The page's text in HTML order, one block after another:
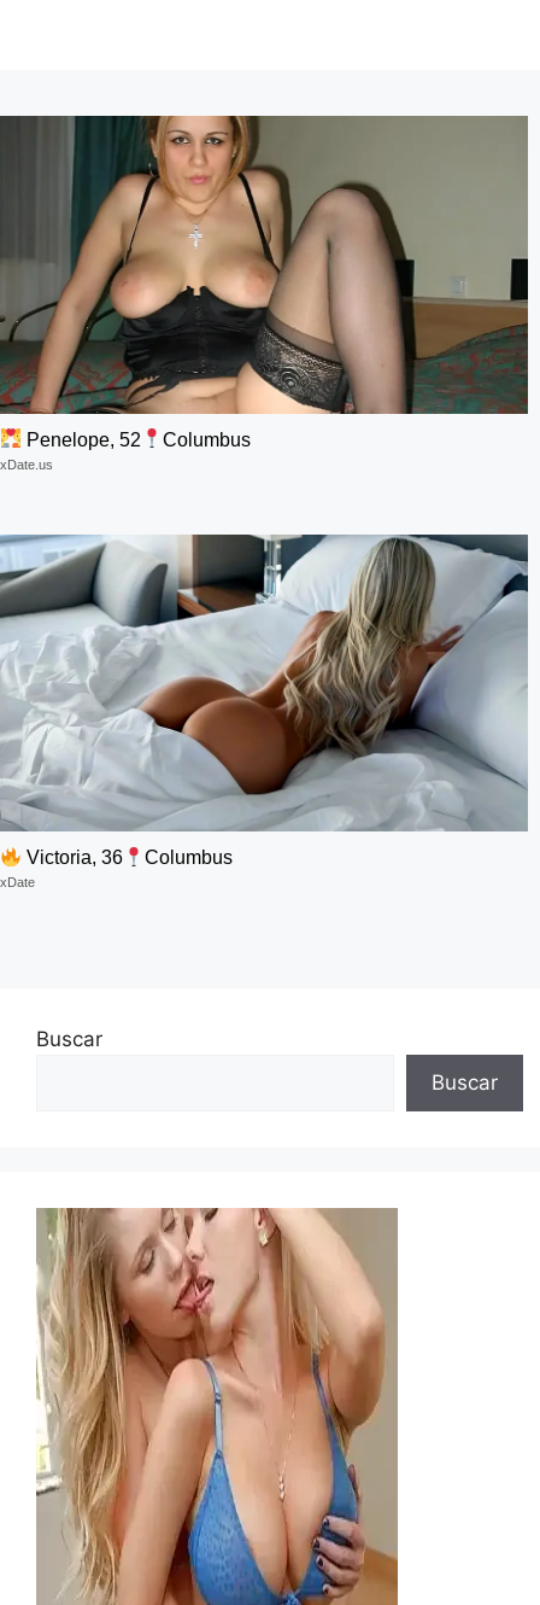
Penelope, 52 Columbus
xDate.us
Victoria, 36 Columbus
xDate
Buscar
Buscar